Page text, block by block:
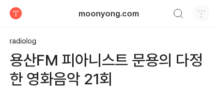
moonyong.com
radiolog
용산FM 피아니스트 문용의 다정
한 영화음악 21회